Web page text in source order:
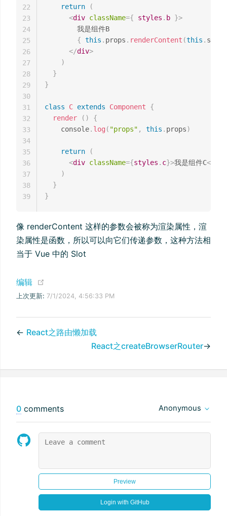
return
(
<div className={ styles . b }>
        我是组件B
{ this . props . renderContent (this . state
</div>
)
}
}
class C extends Component
{
render
( )
{
    console
. log ( "props" , this . props)
return
(
<div className={styles . c}>我是组件C</
)
}
}
22
23
24
25
26
27
28
29
30
31
32
33
34
35
36
37
38
39
像 renderContent 这样的参数会被称为渲染属性，渲
染属性是函数，所以可以向它们传递参数，这种方法相
当于 Vue 中的 Slot
编辑
上次更新: 7/1/2024, 4:56:33 PM
← React之路由懒加载
React之createBrowserRouter→
0 comments Anonymous
Preview
Login with GitHub